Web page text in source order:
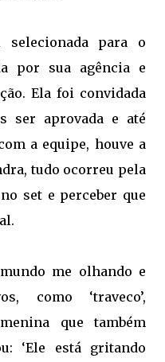
para o
por sua agência e
Ela foi convidada
ser aprovada e até
a equipe, houve a
tudo ocorreu pela
set e perceber que
me olhando e
como ‘traveco’,
que também
‘Ele está gritando